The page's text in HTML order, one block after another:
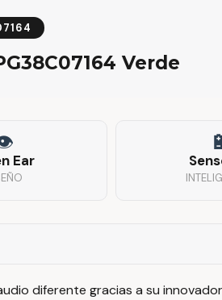
Verde
Ear
diferente gracias a su